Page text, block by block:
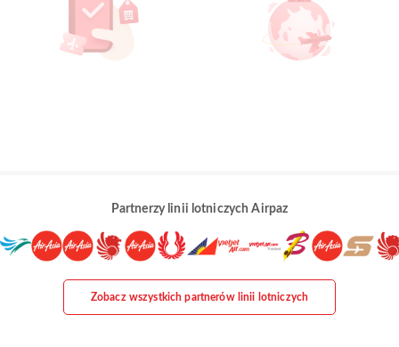
Partnerzy linii lotniczych Airpaz
Zobacz wszystkich partnerów linii lotniczych